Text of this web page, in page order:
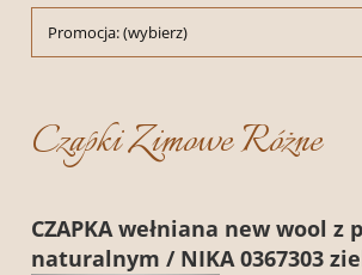
Promocja: (wybierz)
Czapki Zimowe Różne
CZAPKA wełniana new wool z
naturalnym / NIKA 0367303